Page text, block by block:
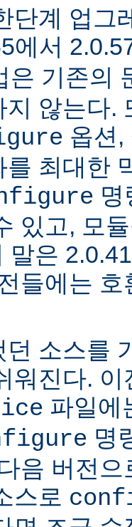
단계 업그
에서
은 기존의
않는다.
옵션,
를 최대한
명
있고, 모
말은
들에는
던 소스를
워진다.
파일에
명
음 버전
스로